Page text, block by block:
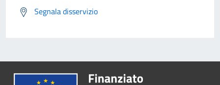
Segnala disservizio